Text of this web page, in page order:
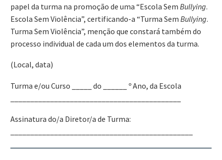
papel da turma na promoção de uma “Escola Sem Bullying.
Escola Sem Violência”, certificando-a “Turma Sem Bullying.
Turma Sem Violência”, menção que constará também do
processo individual de cada um dos elementos da turma.
(Local, data)
Turma e/ou Curso _____ do ______ º Ano, da Escola
Assinatura do/a Diretor/a de Turma: